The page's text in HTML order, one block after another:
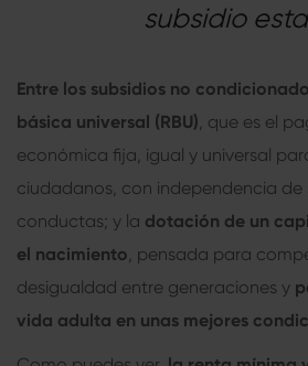
subsidio
Entre los subsidios no
básica universal (RBU) , que es el
económica fija, igual y universal
ciudadanos, con independencia de
conductas; y la dotación de un
el nacimiento , pensada para
desigualdad entre generaciones y
vida adulta en unas mejores